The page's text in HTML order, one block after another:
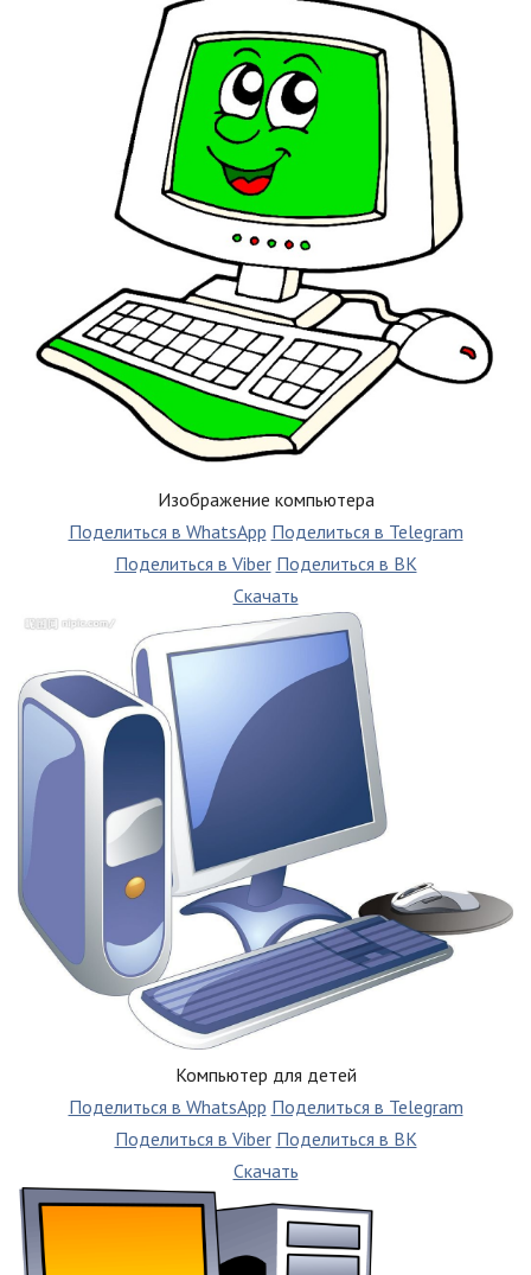
Изображение компьютера
Поделиться в WhatsApp Поделиться в Telegram
Поделиться в Viber Поделиться в ВК
Скачать
Компьютер для детей
Поделиться в WhatsApp Поделиться в Telegram
Поделиться в Viber Поделиться в ВК
Скачать